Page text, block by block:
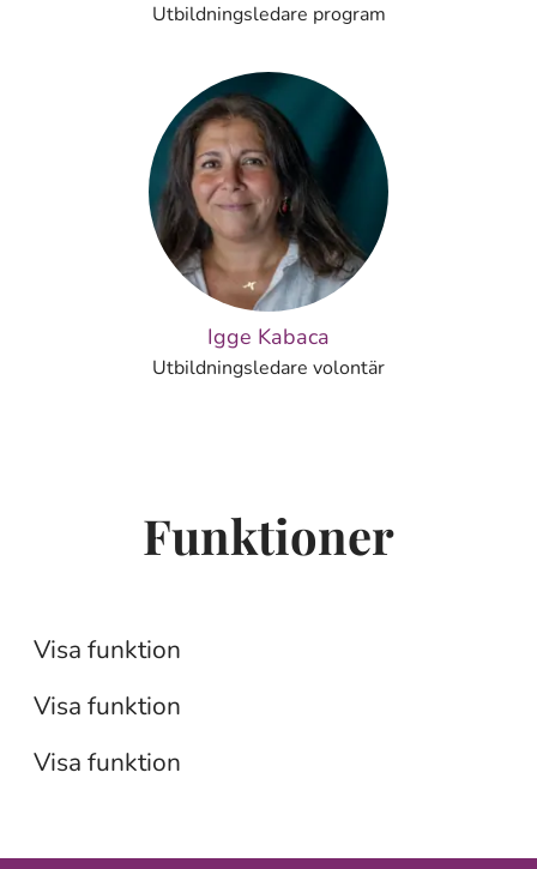
Utbildningsledare program
Igge Kabaca
Utbildningsledare volontär
Funktioner
Visa funktion
Visa funktion
Visa funktion